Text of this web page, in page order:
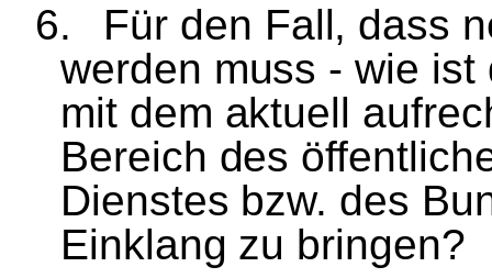
6.
Für den Fall, dass
werden muss - wie ist
mit dem aktuell
Bereich des ö
Dienstes bzw. des
Einklang zu bringen?